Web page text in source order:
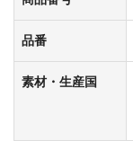
品番
素材・生産国